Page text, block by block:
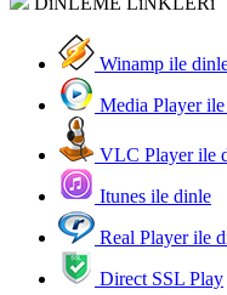
Winamp ile
Media Player
VLC Player ile
Itunes ile dinle
Real Player ile
Direct SSL Play